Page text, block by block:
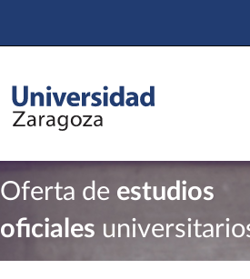
Oferta de estudios
oficiales